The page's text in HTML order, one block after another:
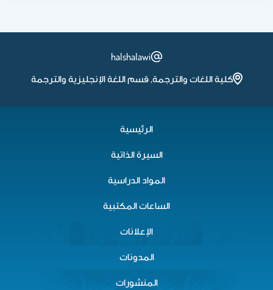
halshalawi
كلية اللغات والترجمة, قسم اللغة الإنجليزية والترجمة
الرئيسية
السيرة الذاتية
المواد الدراسية
الساعات المكتبية
الإعلانات
المدونات
المنشورات